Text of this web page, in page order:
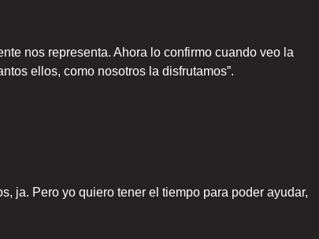
nos representa. Ahora lo confirmo cuando veo la
ellos, como nosotros la disfrutamos”.
ja. Pero yo quiero tener el tiempo para poder ayudar,